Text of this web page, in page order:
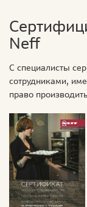
Neff
С специалисты
сотрудниками,
право